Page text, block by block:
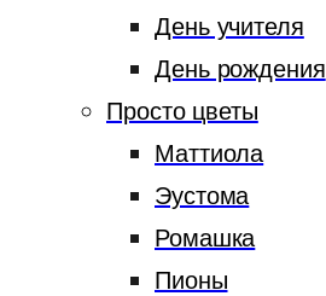
День учителя
День рождения
Просто цветы
Маттиола
Эустома
Ромашка
Пионы